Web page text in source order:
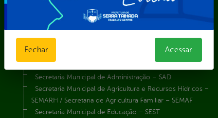
Obras e Infraestrutura
Procuradoria Geral do Município
Secretaria de Comunicação Social e Audiovisual
Secretaria de Iluminação Pública e Energia Elétrica
Secretaria Municipal de Administração – SAD
Secretaria Municipal de Agricultura e Recursos Hídricos –
SEMARH / Secretaria de Agricultura Familiar – SEMAF
Secretaria Municipal de Educação – SEST
Fechar Acessar